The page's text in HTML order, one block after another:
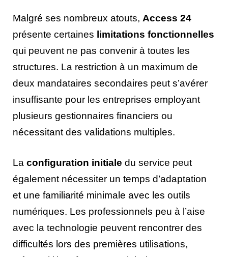
Malgré ses nombreux atouts, Access 24
présente certaines limitations fonctionnelles
qui peuvent ne pas convenir à toutes les
structures. La restriction à un maximum de
deux mandataires secondaires peut s’avérer
insuffisante pour les entreprises employant
plusieurs gestionnaires financiers ou
nécessitant des validations multiples.
La configuration initiale du service peut
également nécessiter un temps d’adaptation
et une familiarité minimale avec les outils
numériques. Les professionnels peu à l’aise
avec la technologie peuvent rencontrer des
difficultés lors des premières utilisations,